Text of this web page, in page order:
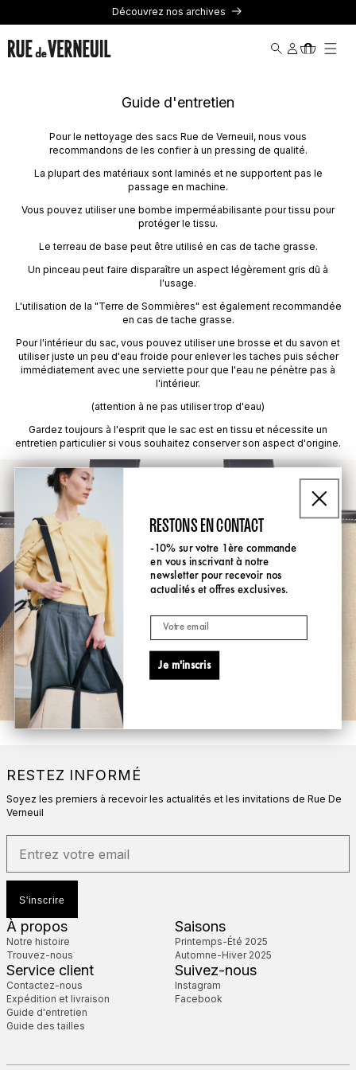
contenu
Découvrez nos archives
Connexion
Panier
Guide d'entretien
Pour le nettoyage des sacs Rue de Verneuil, nous vous
recommandons de les confier à un pressing de qualité.
La plupart des matériaux sont laminés et ne supportent pas le
passage en machine.
Vous pouvez utiliser une bombe imperméabilisante pour tissu pour
protéger le tissu.
Le terreau de base peut être utilisé en cas de tache grasse.
Un pinceau peut faire disparaître un aspect légèrement gris dû à
l'usage.
L'utilisation de la "Terre de Sommières" est également recommandée
en cas de tache grasse.
Pour l'intérieur du sac, vous pouvez utiliser une brosse et du savon et
utiliser juste un peu d'eau froide pour enlever les taches puis sécher
immédiatement avec une serviette pour que l'eau ne pénètre pas à
l'intérieur.
(attention à ne pas utiliser trop d'eau)
Gardez toujours à l'esprit que le sac est en tissu et nécessite un
entretien particulier si vous souhaitez conserver son aspect d'origine.
RESTEZ INFORMÉ
Soyez les premiers à recevoir les actualités et les invitations de Rue De
Verneuil
S'inscrire
À propos
Notre histoire
Trouvez-nous
Saisons
Printemps-Été 2025
Automne-Hiver 2025
Service client
Contactez-nous
Expédition et livraison
Guide d'entretien
Guide des tailles
Suivez-nous
Instagram
Facebook
RESTONS EN CONTACT
-10% sur votre 1ère commande
en vous inscrivant à notre
newsletter pour recevoir nos
actualités et offres exclusives.
Email
Je m'inscris